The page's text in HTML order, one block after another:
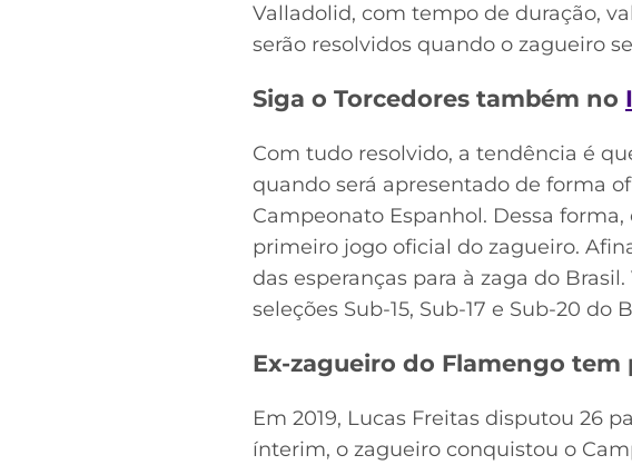
Valladolid, com tempo de duração,
serão resolvidos quando o zagueiro
Siga o Torcedores também no
Com tudo resolvido, a tendência é
quando será apresentado de forma
Campeonato Espanhol. Dessa
primeiro jogo oficial do zagueiro.
das esperanças para à zaga do
seleções Sub-15, Sub-17 e Sub-20 do
Ex-zagueiro do Flamengo tem
Em 2019, Lucas Freitas disputou 26
ínterim, o zagueiro conquistou o